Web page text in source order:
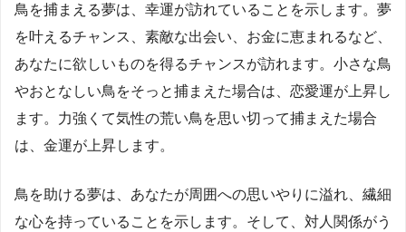
鳥を捕まえる夢は、幸運が訪れていることを示します。夢
を叶えるチャンス、素敵な出会い、お金に恵まれるなど、
あなたに欲しいものを得るチャンスが訪れます。小さな鳥
やおとなしい鳥をそっと捕まえた場合は、恋愛運が上昇し
ます。力強くて気性の荒い鳥を思い切って捕まえた場合
は、金運が上昇します。
鳥を助ける夢は、あなたが周囲への思いやりに溢れ、繊細
な心を持っていることを示します。そして、対人関係がう